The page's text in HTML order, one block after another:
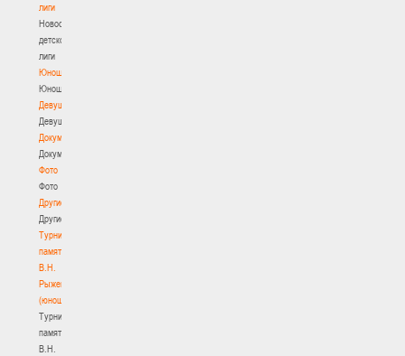
лиги
Новости
детской
лиги
Юноши
Юноши
Девушки
Девушки
Документы
Документы
Фото
Фото
Другие
Другие
Турнир
памяти
В.Н.
Рыженкова
(юноши)
Турнир
памяти
В.Н.